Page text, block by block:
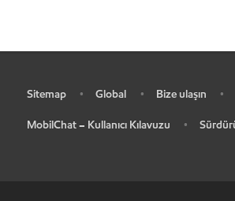
Sitemap • Global • Bize ulaşın •
MobilChat – Kullanıcı Kılavuzu •